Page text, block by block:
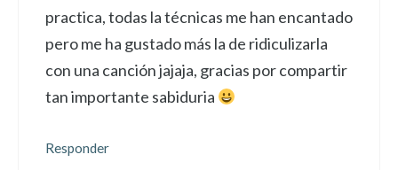
practica, todas la técnicas me han encantado
pero me ha gustado más la de ridiculizarla
con una canción jajaja, gracias por compartir
tan importante sabiduria
Responder